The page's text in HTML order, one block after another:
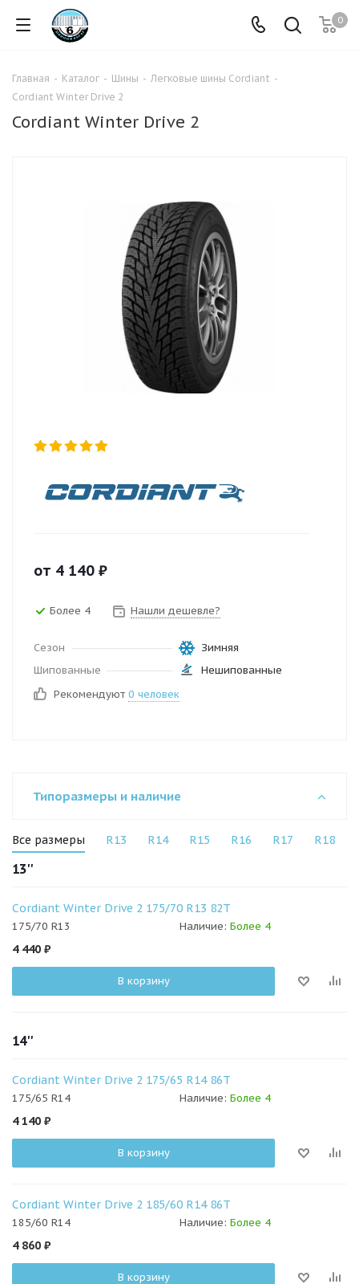
0
Главная - Каталог - Шины - Легковые шины Cordiant -
Cordiant Winter Drive 2
Cordiant Winter Drive 2
от 4 140 ₽
Более 4 Нашли дешевле?
Сезон
Зимняя
Шипованные
Нешипованные
Рекомендуют 0 человек
Типоразмеры и наличие
Все размеры R13 R14 R15 R16 R17 R18
13''
Cordiant Winter Drive 2 175/70 R13 82T
175/70 R13 Наличие: Более 4
4 440 ₽
В корзину
14''
Cordiant Winter Drive 2 175/65 R14 86T
175/65 R14 Наличие: Более 4
4 140 ₽
В корзину
Cordiant Winter Drive 2 185/60 R14 86T
185/60 R14 Наличие: Более 4
4 860 ₽
В корзину